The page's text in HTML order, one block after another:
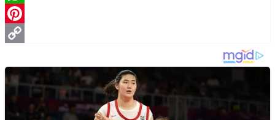
WhatsApp
Pinterest
Link